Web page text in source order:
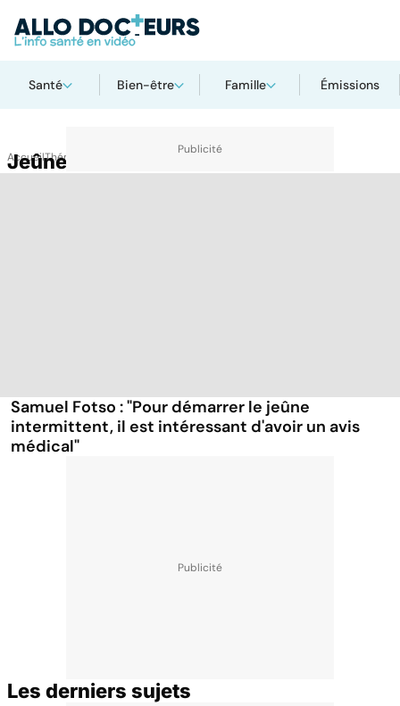
Santé Bien-être Famille Émissions
AccueilThématiques
Jeûne intermittent
Samuel Fotso : "Pour démarrer le jeûne
intermittent, il est intéressant d'avoir un avis
médical"
Les derniers sujets